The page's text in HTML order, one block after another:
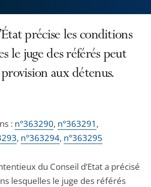
précise les conditions
le juge des référés peut
aux détenus.
: n°363290, n°363291 ,
, n°363294, n°363295
du Conseil d’Etat a précisé
lesquelles le juge des référés